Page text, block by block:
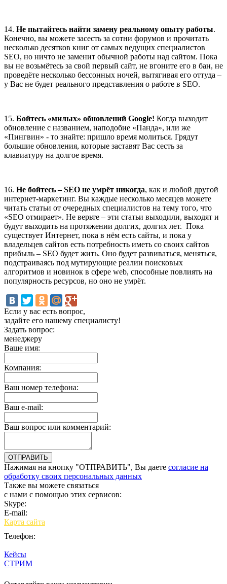
14. Не пытайтесь найти замену реальному опыту работы.
Конечно, вы можете засесть за сотни форумов и прочитать
несколько десятков книг от самых ведущих специалистов
SEO, но ничто не заменит обычной работы над сайтом. Пока
вы не возьмётесь за свой первый сайт, не вгоните его в бан, не
проведёте несколько бессонных ночей, вытягивая его оттуда –
у Вас не будет реального представления о работе в SEO.
15. Бойтесь «милых» обновлений Google! Когда выходит
обновление с названием, наподобие «Панда», или же
«Пингвин» - то знайте: пришло время молиться. Грядут
большие обновления, которые заставят Вас сесть за
клавиатуру на долгое время.
16. Не бойтесь –SEO не умрёт никогда, как и любой другой
интернет-маркетинг. Вы каждые несколько месяцев можете
читать статьи от очередных специалистов на тему того, что
«SEO отмирает». Не верьте – эти статьи выходили, выходят и
будут выходить на протяжении долгих, долгих лет. Пока
существует Интернет, пока в нём есть сайты, и пока у
владельцев сайтов есть потребность иметь со своих сайтов
прибыль – SEO будет жить. Оно будет развиваться, меняться,
подстраиваясь под мутирующие реалии поисковых
алгоритмов и новинок в сфере web, способные повлиять на
популярность ресурсов, но оно не умрёт.
Если у вас есть вопрос,
задайте его нашему специалисту!
Задать вопрос:
менеджеру
Ваше имя:
Компания:
Ваш номер телефона:
Ваш e-mail:
Ваш вопрос или комментарий:
Нажимая на кнопку "ОТПРАВИТЬ", Вы даете согласие на
обработку своих персональных данных
Также вы можете связаться
с нами с помощью этих сервисов:
Skype:
E-mail:
Карта сайта
Телефон:
Кейсы
СТРИМ